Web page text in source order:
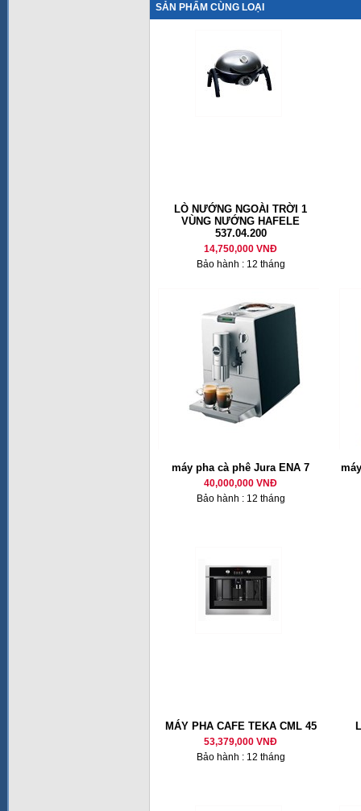
SẢN PHẨM CÙNG LOẠI
LÒ NƯỚNG NGOÀI TRỜI 1
VÙNG NƯỚNG HAFELE
537.04.200
14,750,000 VNĐ
Bảo hành : 12 tháng
máy pha cà phê Jura ENA 7
40,000,000 VNĐ
Bảo hành : 12 tháng
MÁY PHA CAFE TEKA CML 45
53,379,000 VNĐ
Bảo hành : 12 tháng